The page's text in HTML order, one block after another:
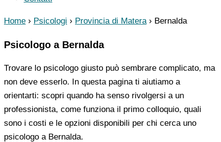
Home › Psicologi › Provincia di Matera › Bernalda
Psicologo a Bernalda
Trovare lo psicologo giusto può sembrare complicato, ma
non deve esserlo. In questa pagina ti aiutiamo a
orientarti: scopri quando ha senso rivolgersi a un
professionista, come funziona il primo colloquio, quali
sono i costi e le opzioni disponibili per chi cerca uno
psicologo a Bernalda.